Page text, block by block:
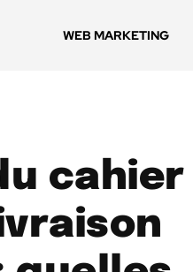
WEB MARKETING
cahier